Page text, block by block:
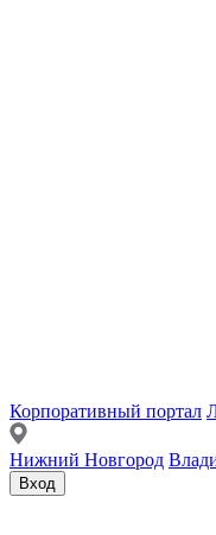
Корпоративный портал
Нижний Новгород
Вход